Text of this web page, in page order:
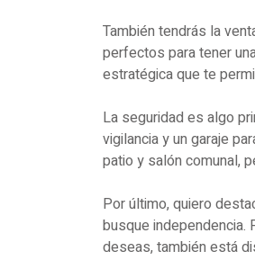
También tendrás la
perfectos para tener
estratégica que te
La seguridad es algo
vigilancia y un garaje
patio y salón comunal,
Por último, quiero
busque independencia.
deseas, también está